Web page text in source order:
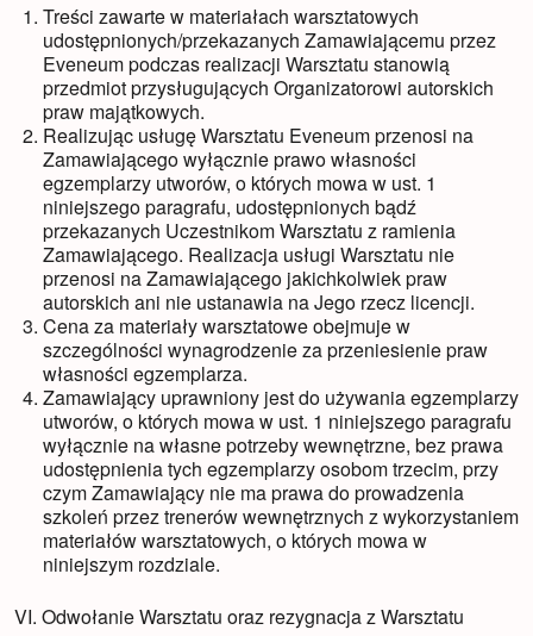
Treści zawarte w materiałach warsztatowych
udostępnionych/przekazanych Zamawiającemu przez
Eveneum podczas realizacji Warsztatu stanowią
przedmiot przysługujących Organizatorowi autorskich
praw majątkowych.
Realizując usługę Warsztatu Eveneum przenosi na
Zamawiającego wyłącznie prawo własności
egzemplarzy utworów, o których mowa w ust. 1
niniejszego paragrafu, udostępnionych bądź
przekazanych Uczestnikom Warsztatu z ramienia
Zamawiającego. Realizacja usługi Warsztatu nie
przenosi na Zamawiającego jakichkolwiek praw
autorskich ani nie ustanawia na Jego rzecz licencji.
Cena za materiały warsztatowe obejmuje w
szczególności wynagrodzenie za przeniesienie praw
własności egzemplarza.
Zamawiający uprawniony jest do używania egzemplarzy
utworów, o których mowa w ust. 1 niniejszego paragrafu
wyłącznie na własne potrzeby wewnętrzne, bez prawa
udostępnienia tych egzemplarzy osobom trzecim, przy
czym Zamawiający nie ma prawa do prowadzenia
szkoleń przez trenerów wewnętrznych z wykorzystaniem
materiałów warsztatowych, o których mowa w
niniejszym rozdziale.
VI. Odwołanie Warsztatu oraz rezygnacja z Warsztatu